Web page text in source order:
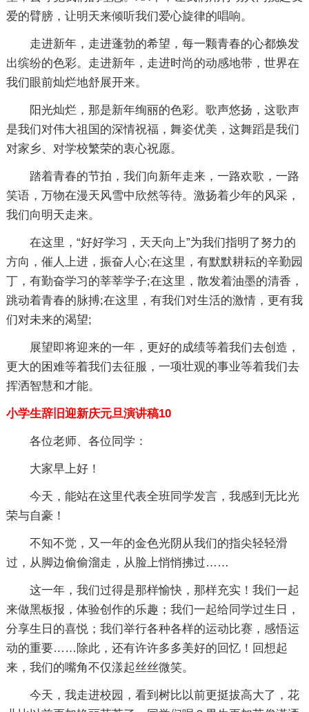
爱的臂膀，让明天来倾听我们爱心旋律的唱响。
走进新年，走进蓬勃的希望，每一颗青春的心都焕发
出缤纷的色彩。走进新年，走进时尚的动感地带，世界在
我们眼前灿烂地舒展开来。
阳光灿烂，那是新年绚丽的色彩。歌声悠扬，这歌声
是我们对伟大祖国的深情祝福，舞姿优美，这舞蹈是我们
对家乡、对学校繁荣的衷心祝愿。
踏着青春的节拍，我们向新年走来，一路欢歌，一路
笑语，万物在漫天风雪中欣然等待。激扬着少年的风采，
我们向明天走来。
在这里，“好好学习，天天向上”为我们指明了努力的
方向，催人上进，振奋人心;在这里，有默默耕耘的辛勤园
丁，有勤奋学习的莘莘学子;在这里，散发着油墨的清香，
跳动着青春的脉搏;在这里，有我们对生活的激情，更有我
们对未来的渴望;
展望即将迎来的一年，更好的成绩等着我们去创造，
更大的困难等着我们去征服，一项壮观的事业等着我们去
挥洒智慧和才能。
小学生辞旧迎新庆元旦演讲稿10
各位老师、各位同学：
大家早上好！
今天，能站在这里代表全班同学发言，我感到无比光
荣与自豪！
不知不觉，又一年的金色光阴从我们的指尖轻轻滑
过，从脚边偷偷溜走，从脸上悄悄拂过……
这一年，我们过得是那样愉快，那样充实！我们一起
来做黑板报，体验创作的乐趣；我们一起给同学过生日，
分享生日的喜悦；我们举行各种各样的运动比赛，感悟运
动的重要……除此，还有许许多多美好的回忆！回想起
来，我们的嘴角不仅漾起丝丝微笑。
今天，我走进校园，看到树比以前更挺拔高大了，花